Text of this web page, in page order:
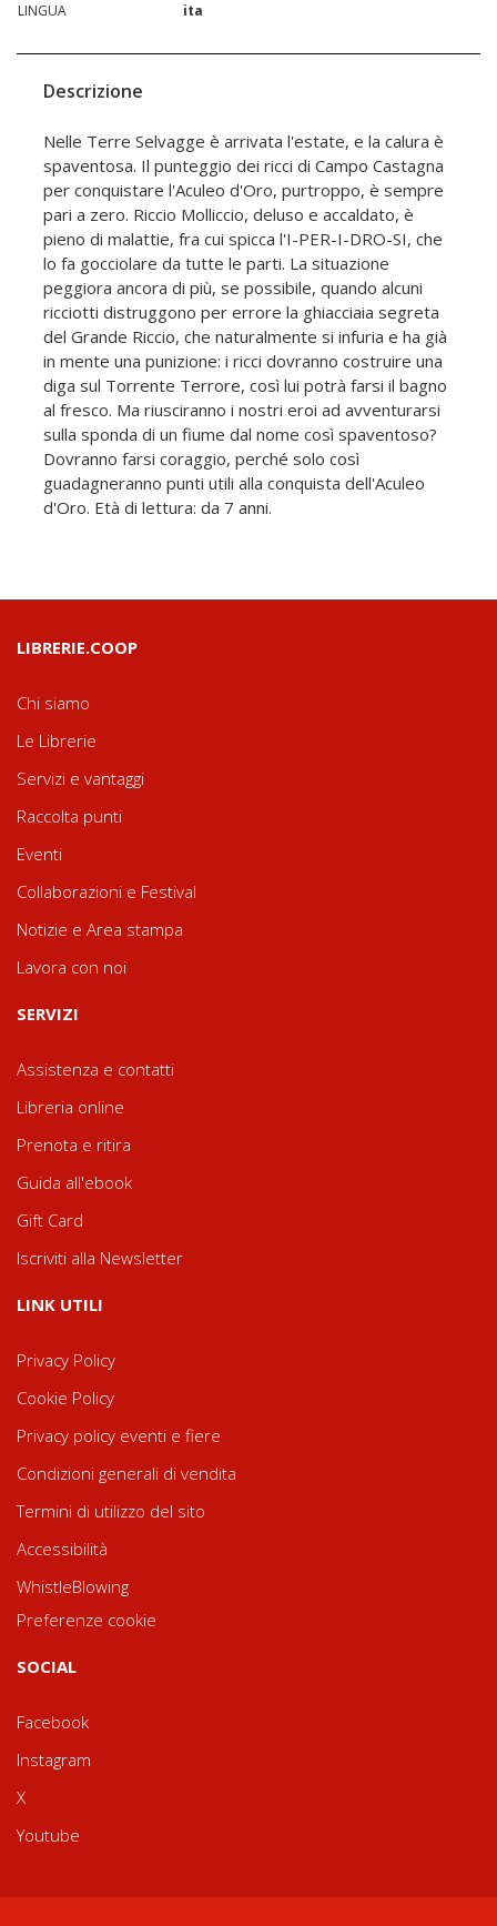
LINGUA
ita
Descrizione
Nelle Terre Selvagge è arrivata l'estate, e la calura è
spaventosa. Il punteggio dei ricci di Campo Castagna
per conquistare l'Aculeo d'Oro, purtroppo, è sempre
pari a zero. Riccio Molliccio, deluso e accaldato, è
pieno di malattie, fra cui spicca l'I-PER-I-DRO-SI, che
lo fa gocciolare da tutte le parti. La situazione
peggiora ancora di più, se possibile, quando alcuni
ricciotti distruggono per errore la ghiacciaia segreta
del Grande Riccio, che naturalmente si infuria e ha già
in mente una punizione: i ricci dovranno costruire una
diga sul Torrente Terrore, così lui potrà farsi il bagno
al fresco. Ma riusciranno i nostri eroi ad avventurarsi
sulla sponda di un fiume dal nome così spaventoso?
Dovranno farsi coraggio, perché solo così
guadagneranno punti utili alla conquista dell'Aculeo
d'Oro. Età di lettura: da 7 anni.
LIBRERIE.COOP
Chi siamo
Le Librerie
Servizi e vantaggi
Raccolta punti
Eventi
Collaborazioni e Festival
Notizie e Area stampa
Lavora con noi
SERVIZI
Assistenza e contatti
Libreria online
Prenota e ritira
Guida all'ebook
Gift Card
Iscriviti alla Newsletter
LINK UTILI
Privacy Policy
Cookie Policy
Privacy policy eventi e fiere
Condizioni generali di vendita
Termini di utilizzo del sito
Accessibilità
WhistleBlowing
Preferenze cookie
SOCIAL
Facebook
Instagram
X
Youtube